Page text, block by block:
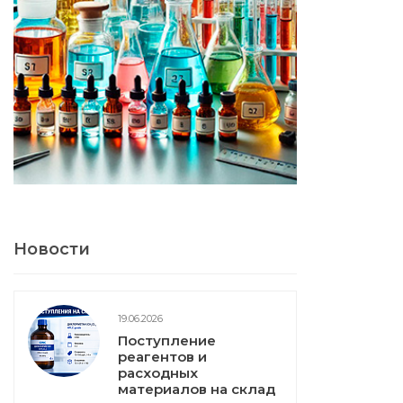
Новости
19.06.2026
Поступление
реагентов и
расходных
материалов на склад